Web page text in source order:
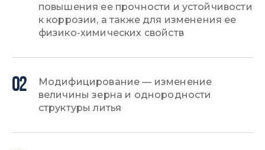
повышения ее прочности и устойчивости
к коррозии, а также для изменения ее
физико-химических свойств
02
Модифицирование — изменение
величины зерна и однородности
структуры литья